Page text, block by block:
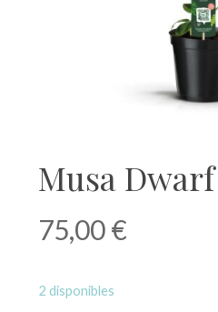
Musa
75,00€
2 disponibles